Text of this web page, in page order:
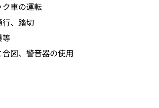
車の運転
、踏切
等
図、警音器の使用